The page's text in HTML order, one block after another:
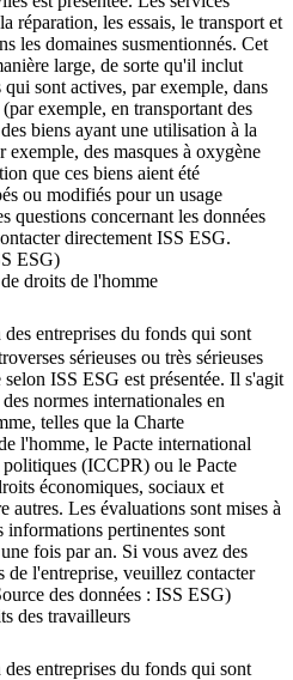
réparation, les essais, le transport et
les domaines susmentionnés. Cet
large, de sorte qu'il inclut
qui sont actives, par exemple, dans
exemple, en transportant des
biens ayant une utilisation à la
des masques à oxygène
que ces biens aient été
ou modifiés pour un usage
questions concernant les données
directement ISS ESG.
ESG)
droits de l'homme
entreprises du fonds qui sont
sérieuses ou très sérieuses
ISS ESG est présentée. Il s'agit
normes internationales en
telles que la Charte
l'homme, le Pacte international
(ICCPR) ou le Pacte
économiques, sociaux et
autres. Les évaluations sont mises à
pertinentes sont
fois par an. Si vous avez des
de l'entreprise, veuillez contacter
des données : ISS ESG)
des travailleurs
entreprises du fonds qui sont